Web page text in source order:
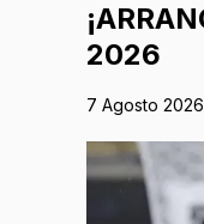
2026
7 Agosto 2026